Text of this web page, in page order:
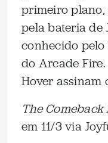
primeiro plano,
pela bateria de
conhecido
do Arcade
Hover assinam
The Comeback
em 11/3 via